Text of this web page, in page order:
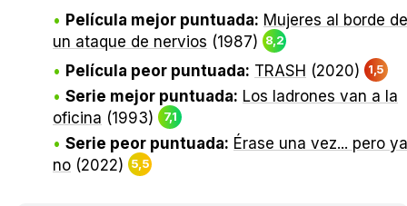
Película mejor puntuada: Mujeres al borde de
un ataque de nervios (1987) 8,2
Película peor puntuada: TRASH (2020) 1,5
Serie mejor puntuada: Los ladrones van a la
oficina (1993) 7,1
Serie peor puntuada: Érase una vez... pero ya
no (2022) 5,5